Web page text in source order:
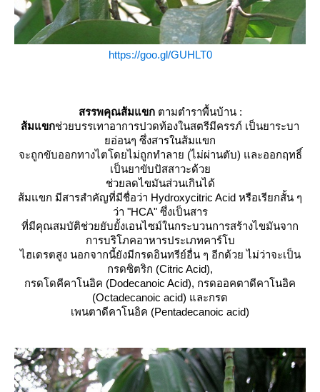
https://goo.gl/GUHLT0
สรรพคุณส้มแขก ตามตำราพื้นบ้าน :
ส้มแขกช่วยบรรเทาอาการปวดท้องในสตรีมีครรภ์ เป็นยาระบา
อ่อนๆ ซึ่งสารในส้มแขก
จะถูกขับออกทางไตโดยไม่ถูกทำลาย (ไม่ผ่านตับ) และออกฤทธิ์
เป็นยาขับปัสสาวะด้ว
ช่วยลดไขมันส่วนเกินได้
ส้มแขก มีสารสำคัญที่มีชื่อว่า Hydroxycitric Acid หรือเรียกสั้น ๆ
ว่า "HCA" ซึ่งเป็นสาร
ที่มีคุณสมบัติช่วยยับยั้งเอนไซม์ในกระบวนการสร้างไขมันจาก
การบริโภคอาหารประเภทคาร์โบ
ไฮเดรตสูง นอกจากนี้ยังมีกรดอินทรีย์อื่น ๆ อีกด้วย ไม่ว่าจะเป็น
กรดซิตริก (Citric Acid),
กรดโดคีคาโนอิค (Dodecanoic Acid), กรดออคตาดีคาโนอิค
(Octadecanoic acid) และกรด
เพนตาดีคาโนอิค (Pentadecanoic acid)